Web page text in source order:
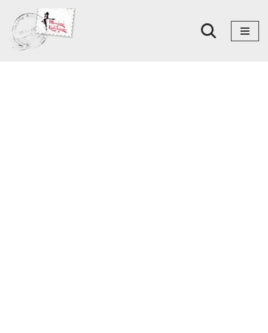
Skoči
na